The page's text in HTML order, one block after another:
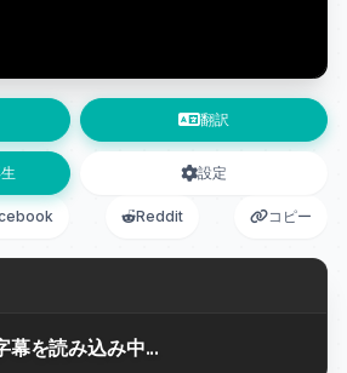
翻訳
設定
Reddit コピー
幕を読み込み中...